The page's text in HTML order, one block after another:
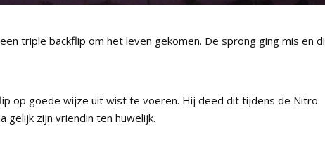
triple backflip om het leven gekomen. De sprong ging mis en
op goede wijze uit wist te voeren. Hij deed dit tijdens de Nitro
gelijk zijn vriendin ten huwelijk.